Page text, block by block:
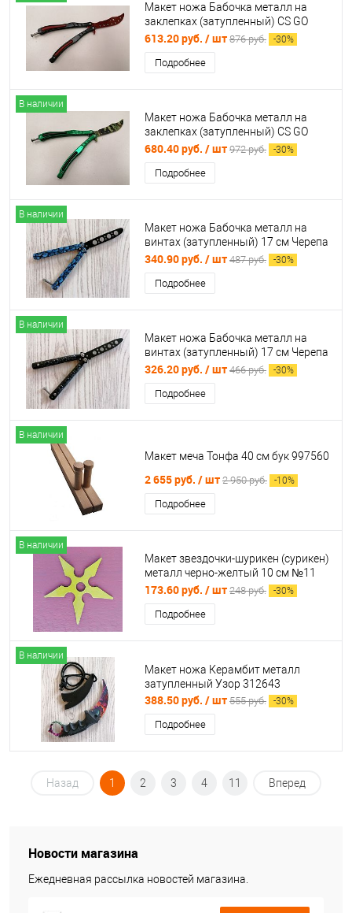
Макет ножа Бабочка металл на
заклепках (затупленный) CS GO
Красный (балисонг) 998799
613.20 руб. / шт 876 руб. -30%
Подробнее
В наличии
Макет ножа Бабочка металл на
заклепках (затупленный) CS GO
Камуфляж зеленый (балисонг)
998641
680.40 руб. / шт 972 руб. -30%
Подробнее
В наличии
Макет ножа Бабочка металл на
винтах (затупленный) 17 см Черепа
синий 312072
340.90 руб. / шт 487 руб. -30%
Подробнее
В наличии
Макет ножа Бабочка металл на
винтах (затупленный) 17 см Черепа
объемные черный 312352
326.20 руб. / шт 466 руб. -30%
Подробнее
В наличии
Макет меча Тонфа 40 см бук 997560
2 655 руб. / шт 2 950 руб. -10%
Подробнее
В наличии
Макет звездочки-шурикен (сурикен)
металл черно-желтый 10 см №11
997465
173.60 руб. / шт 248 руб. -30%
Подробнее
В наличии
Макет ножа Керамбит металл
затупленный Узор 312643
388.50 руб. / шт 555 руб. -30%
Подробнее
Назад 1 2 3 4 11 Вперед
Новости магазина
Ежедневная рассылка новостей магазина.